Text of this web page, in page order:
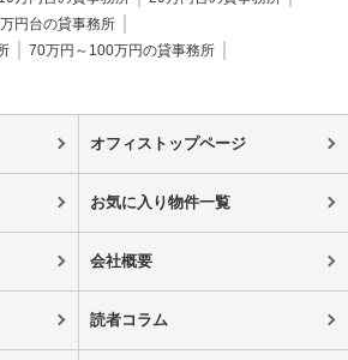
円台の貸事務所
70万円～100万円の貸事務所
オフィストップページ
お気に入り物件一覧
会社概要
読者コラム